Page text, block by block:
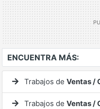
ENCUENTRA MÁS:
Trabajos de Ventas /
Trabajos de Ventas /